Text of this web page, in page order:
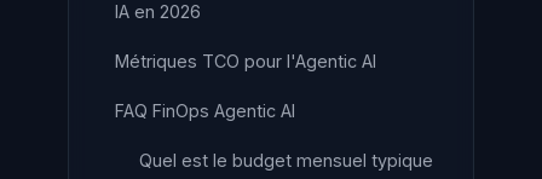
IA en 2026
Métriques TCO pour l'Agentic AI
FAQ FinOps Agentic AI
Quel est le budget mensuel typique